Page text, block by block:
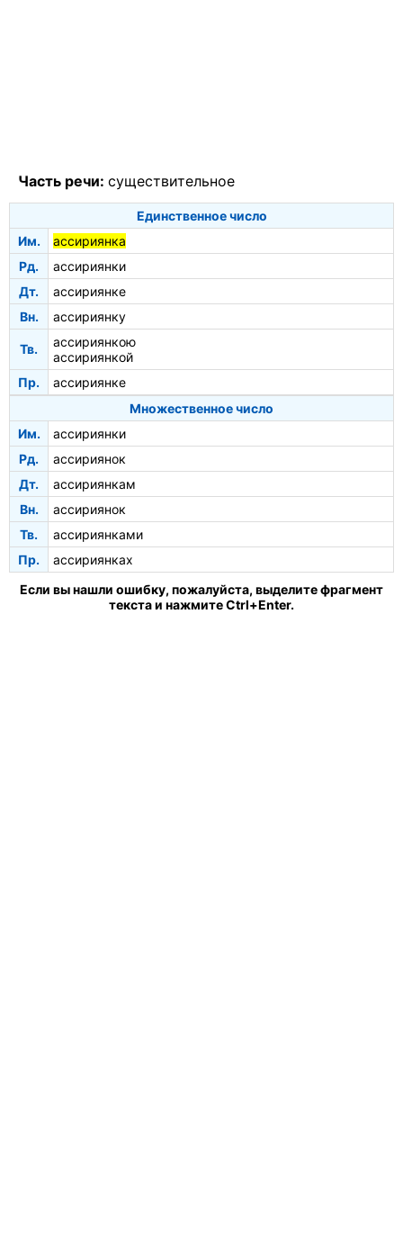
Часть речи: существительное
Единственное число
Им.
ассириянка
Рд.
ассириянки
Дт.
ассириянке
Вн.
ассириянку
Тв.
ассириянкою
ассириянкой
Пр.
ассириянке
Множественное число
Им.
ассириянки
Рд.
ассириянок
Дт.
ассириянкам
Вн.
ассириянок
Тв.
ассириянками
Пр.
ассириянках
Если вы нашли ошибку, пожалуйста, выделите фрагмент
текста и нажмите Ctrl+Enter.